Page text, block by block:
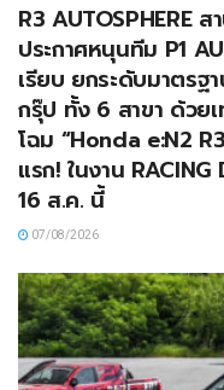
R3 AUTOSPHERE
ประกาศหนุนทีม P1
เรียบ ยกระดับมาตรฐ
กรุ๊ป ทั้ง 6 สาขา ด้วย
โฉม “Honda e:N2
แรก! ในงาน RACING
16 ส.ค. นี้
07/08/2026